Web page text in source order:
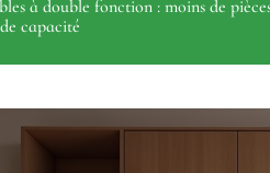
à double fonction : moins de
capacité